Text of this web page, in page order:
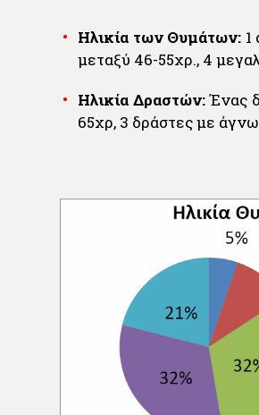
Ηλικία των Θυμάτων: 1
μεταξύ 46-55χρ., 4
Ηλικία Δραστών:Ένας
65χρ, 3 δράστες με